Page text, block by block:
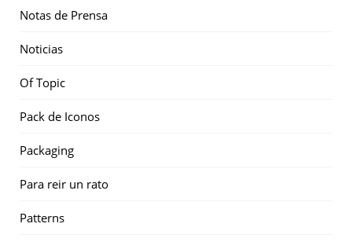
Notas de Prensa
Noticias
Of Topic
Pack de Iconos
Packaging
Para reir un rato
Patterns